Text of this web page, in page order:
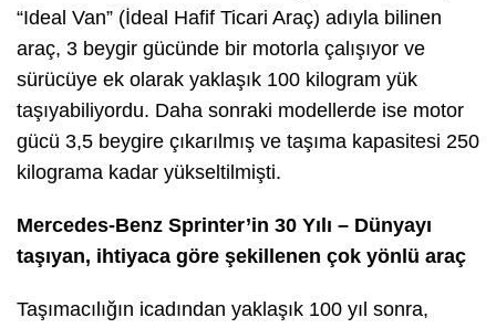
“Ideal Van” (İdeal Hafif Ticari Araç) adıyla bilinen
araç, 3 beygir gücünde bir motorla çalışıyor ve
sürücüye ek olarak yaklaşık 100 kilogram yük
taşıyabiliyordu. Daha sonraki modellerde ise motor
gücü 3,5 beygire çıkarılmış ve taşıma kapasitesi 250
kilograma kadar yükseltilmişti.
Mercedes-Benz Sprinter’in 30 Yılı – Dünyayı
taşıyan, ihtiyaca göre şekillenen çok yönlü araç
Taşımacılığın icadından yaklaşık 100 yıl sonra,